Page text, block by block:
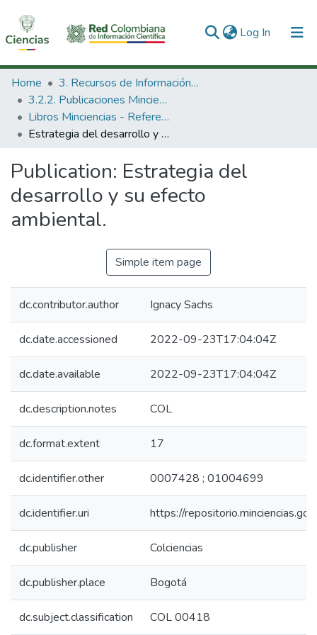
Log In (current)
Communities & Collections
All of DSpace
Statistics
Home
3. Recursos de Información Científica y Tecnológica
3.2.2. Publicaciones Minciencias
Libros Minciencias - Referenciales
Estrategia del desarrollo y su efecto ambiental.
Publication: Estrategia del
desarrollo y su efecto
ambiental.
Simple item page
dc.contributor.author Ignacy Sachs
dc.date.accessioned 2022-09-23T17:04:04Z
dc.date.available 2022-09-23T17:04:04Z
dc.description.notes COL
dc.format.extent 17
dc.identifier.other 0007428 ; 01004699
dc.identifier.uri https://
dc.publisher Colciencias
dc.publisher.place Bogotá
dc.subject.classification COL 00418